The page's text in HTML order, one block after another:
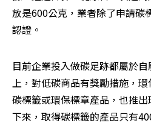
放是600公克，業者除了申請碳
認證。
目前企業投入做碳足跡都屬於
上，對低碳商品有獎勵措施，
碳標籤或環保標章產品，也推
下來，取得碳標籤的產品只有